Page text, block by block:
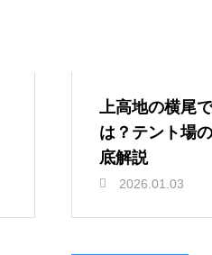
上高地の横尾
は？テント場
底解説
2026.01.03